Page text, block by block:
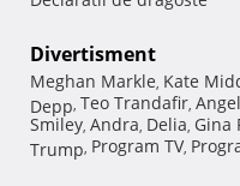
Divertisment
Meghan Markle, Kate
Depp, Teo Trandafir,
Smiley, Andra, Delia, Gina
Trump, Program TV,